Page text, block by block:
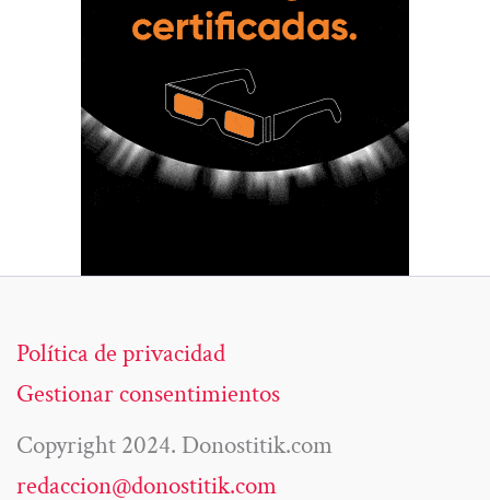
Política de privacidad
Gestionar consentimientos
Copyright 2024. Donostitik.com
redaccion@donostitik.com